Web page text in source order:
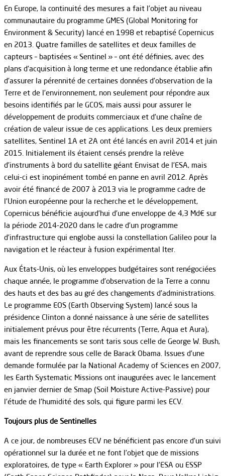
En Europe, la continuité des mesures a fait l’objet au niveau
communautaire du programme GMES (Global Monitoring for
Environment & Security) lancé en 1998 et rebaptisé Copernicus
en 2013. Quatre familles de satellites et deux familles de
capteurs – baptisées « Sentinel » – ont été définies, avec des
plans d’acquisition à long terme et une redondance établie afin
d’assurer la pérennité de certaines données d’observation de la
Terre et de l’environnement, non seulement pour répondre aux
besoins identifiés par le GCOS, mais aussi pour assurer le
développement de produits commerciaux et d’une chaîne de
création de valeur issue de ces applications. Les deux premiers
satellites, Sentinel 1A et 2A ont été lancés en avril 2014 et juin
2015. Initialement ils étaient censés prendre la relève
d’instruments à bord du satellite géant Envisat de l’ESA, mais
celui-ci est inopinément tombé en panne en avril 2012. Après
avoir été financé de 2007 à 2013 via le programme cadre de
l’Union européenne pour la recherche et le développement,
Copernicus bénéficie aujourd’hui d’une enveloppe de 4,3 Md€ sur
la période 2014-2020 dans le cadre d’un programme
d’infrastructure qui englobe aussi la constellation Galileo pour la
navigation et le réacteur à fusion expérimental Iter.
Aux États-Unis, où les enveloppes budgétaires sont renégociées
chaque année, le programme d’observation de la Terre a connu
des hauts et des bas au gré des changements d’administrations.
Le programme EOS (Earth Observing System) lancé sous la
présidence Clinton a donné naissance à une série de satellites
initialement prévus pour être récurrents (Terre, Aqua et Aura),
mais les financements se sont taris sous celle de George W. Bush,
avant de reprendre sous celle de Barack Obama. Issues d’une
demande formulée par la National Academy of Sciences en 2007,
les Earth Systematic Missions ont inaugurées avec le lancement
en janvier dernier de Smap (Soil Moisture Active-Passive) pour
l’étude de l’humidité des sols, qui figure parmi les ECV.
Toujours plus de Sentinelles
A ce jour, de nombreuses ECV ne bénéficient pas encore d’un suivi
opérationnel sur la durée et ne font l’objet que de missions
exploratoires, de type « Earth Explorer » pour l’ESA ou ESSP